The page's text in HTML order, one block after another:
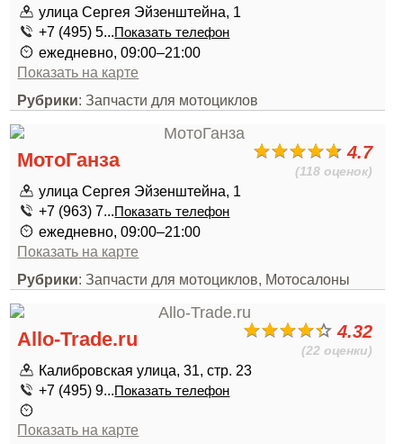
улица Сергея Эйзенштейна, 1
+7 (495) 5...Показать телефон
ежедневно, 09:00–21:00
Показать на карте
Рубрики: Запчасти для мотоциклов
4.7
(118 оценок)
МотоГанза
улица Сергея Эйзенштейна, 1
+7 (963) 7...Показать телефон
ежедневно, 09:00–21:00
Показать на карте
Рубрики: Запчасти для мотоциклов, Мотосалоны
4.32
(22 оценки)
Allo-Trade.ru
Калибровская улица, 31, стр. 23
+7 (495) 9...Показать телефон
Показать на карте